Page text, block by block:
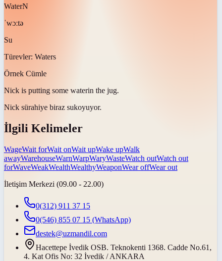
WaterN
ˈwɔːtə
Su
Türevler: Waters
Örnek Cümle
Nick is putting some waterin the jug.
Nick sürahiye biraz sukoyuyor.
İlgili Kelimeler
WageWait forWait onWait upWake upWalk
awayWarehouseWarnWarpWaryWasteWatch outWatch out
forWaveWeakWealthWealthyWeaponWear offWear out
İletişim Merkezi (09.00 - 22.00)
0(312) 911 37 15
0(546) 855 07 15 (WhatsApp)
destek@uzmandil.com
Hacettepe İvedik OSB. Teknokenti 1368. Cadde No.61,
4. Kat Ofis No: 32 İvedik / ANKARA